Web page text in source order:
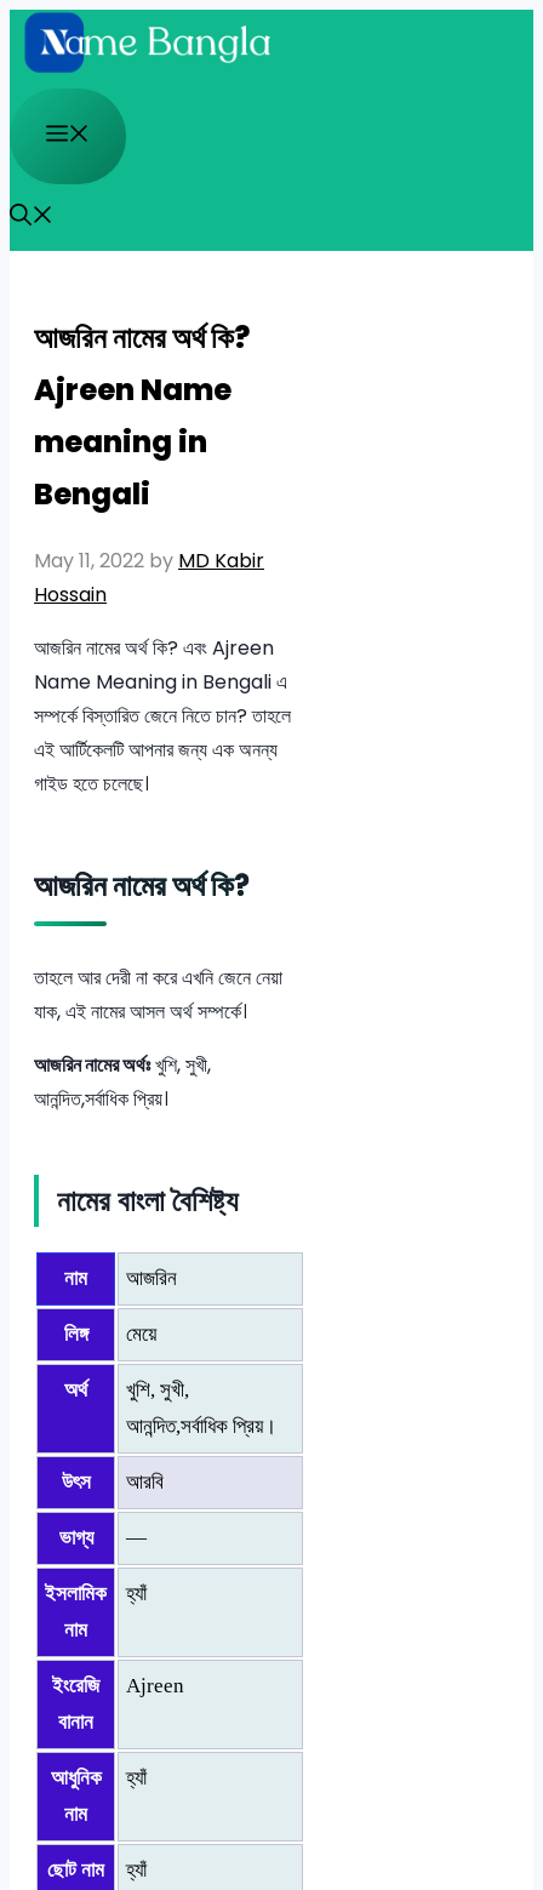
Skip
to
content
Menu
আজরিন নামের অর্থ কি?
Ajreen Name
meaning in
Bengali
May 11, 2022 by MD Kabir
Hossain
আজরিন নামের অর্থ কি? এবং Ajreen
Name Meaning in Bengali এ
সম্পর্কে বিস্তারিত জেনে নিতে চান? তাহলে
এই আর্টিকেলটি আপনার জন্য এক অনন্য
গাইড হতে চলেছে।
আজরিন নামের অর্থ কি?
তাহলে আর দেরী না করে এখনি জেনে নেয়া
যাক, এই নামের আসল অর্থ সম্পর্কে।
আজরিন নামের অর্থঃখুশি, সুখী,
আনন্দিত,সর্বাধিক প্রিয়।
নামের বাংলা বৈশিষ্ট্য
নাম আজরিন
লিঙ্গ মেয়ে
অর্থ
খুশি, সুখী,
আনন্দিত,সর্বাধিক প্রিয়।
উৎস আরবি
ভাগ্য —
ইসলামিক
নাম
হ্যাঁ
ইংরেজি
বানান
Ajreen
আধুনিক
নাম
হ্যাঁ
ছোট নাম হ্যাঁ